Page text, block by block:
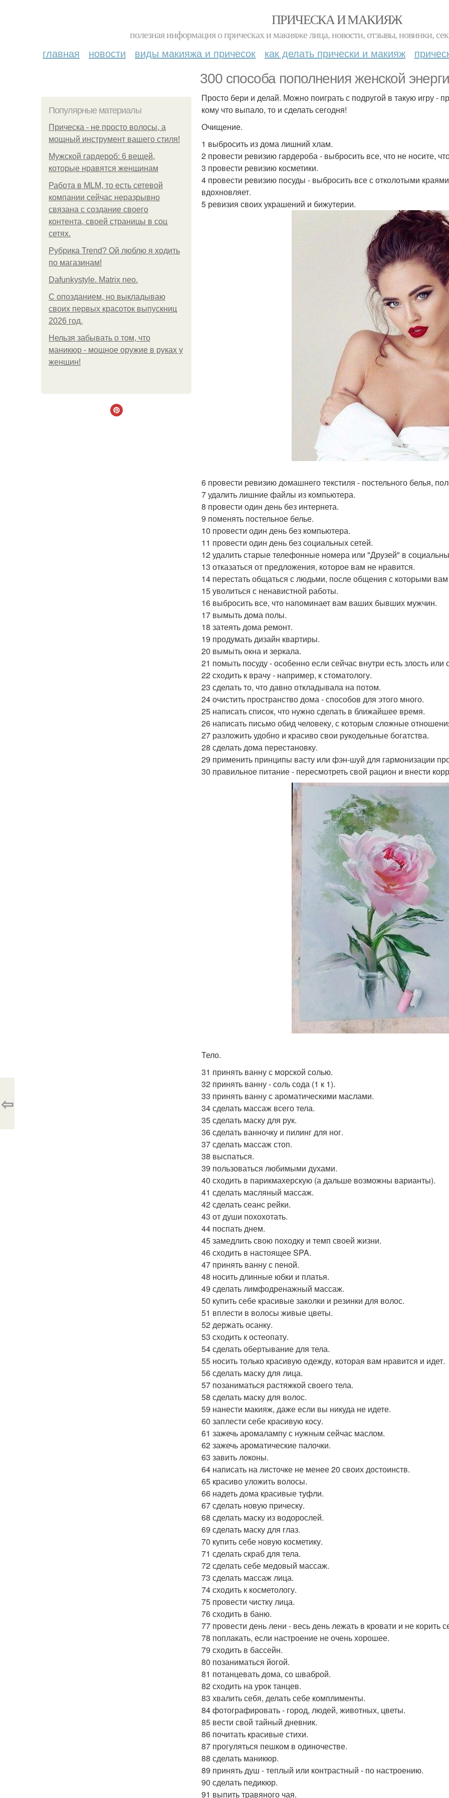
ПРИЧЕСКА И МАКИЯЖ
полезная информация о прическах и макияже лица, новости, отзывы, новинки,
главная новости виды макияжа и причесок как делать прически и макияж
300 способа пополнения женской
Популярные материалы
Прическа - не просто волосы, а
мощный инструмент вашего стиля!
Мужской гардероб: 6 вещей,
которые нравятся женщинам
Работа в MLM, то есть сетевой
компании сейчас неразрывно
связана с создание своего
контента, своей страницы в соц
сетях.
Рубрика Trend? Ой люблю я ходить
по магазинам!
Dafunkystyle. Matrix neo.
С опозданием, но выкладываю
своих первых красоток выпускниц
2026 год.
Нельзя забывать о том, что
маникюр - мощное оружие в руках у
женщин!
Просто бери и делай. Можно поиграть с подругой в такую игру -
кому что выпало, то и сделать сегодня!
Очищение.
1 выбросить из дома лишний хлам.
2 провести ревизию гардероба - выбросить все, что не носите,
3 провести ревизию косметики.
4 провести ревизию посуды - выбросить все с отколотыми
вдохновляет.
5 ревизия своих украшений и бижутерии.
6 провести ревизию домашнего текстиля - постельного белья,
7 удалить лишние файлы из компьютера.
8 провести один день без интернета.
9 поменять постельное белье.
10 провести один день без компьютера.
11 провести один день без социальных сетей.
12 удалить старые телефонные номера или "Друзей" в
13 отказаться от предложения, которое вам не нравится.
14 перестать общаться с людьми, после общения с которыми
15 уволиться с ненавистной работы.
16 выбросить все, что напоминает вам ваших бывших мужчин.
17 вымыть дома полы.
18 затеять дома ремонт.
19 продумать дизайн квартиры.
20 вымыть окна и зеркала.
21 помыть посуду - особенно если сейчас внутри есть злость или
22 сходить к врачу - например, к стоматологу.
23 сделать то, что давно откладывала на потом.
24 очистить пространство дома - способов для этого много.
25 написать список, что нужно сделать в ближайшее время.
26 написать письмо обид человеку, с которым сложные
27 разложить удобно и красиво свои рукодельные богатства.
28 сделать дома перестановку.
29 применить принципы васту или фэн-шуй для гармонизации
30 правильное питание - пересмотреть свой рацион и внести
Тело.
31 принять ванну с морской солью.
32 принять ванну - соль сода (1 к 1).
33 принять ванну с ароматическими маслами.
34 сделать массаж всего тела.
35 сделать маску для рук.
36 сделать ванночку и пилинг для ног.
37 сделать массаж стоп.
38 выспаться.
39 пользоваться любимыми духами.
40 сходить в парикмахерскую (а дальше возможны варианты).
41 сделать масляный массаж.
42 сделать сеанс рейки.
43 от души похохотать.
44 поспать днем.
45 замедлить свою походку и темп своей жизни.
46 сходить в настоящее SPA.
47 принять ванну с пеной.
48 носить длинные юбки и платья.
49 сделать лимфодренажный массаж.
50 купить себе красивые заколки и резинки для волос.
51 вплести в волосы живые цветы.
52 держать осанку.
53 сходить к остеопату.
54 сделать обертывание для тела.
55 носить только красивую одежду, которая вам нравится и идет.
56 сделать маску для лица.
57 позаниматься растяжкой своего тела.
58 сделать маску для волос.
59 нанести макияж, даже если вы никуда не идете.
60 заплести себе красивую косу.
61 зажечь аромалампу с нужным сейчас маслом.
62 зажечь ароматические палочки.
63 завить локоны.
64 написать на листочке не менее 20 своих достоинств.
65 красиво уложить волосы.
66 надеть дома красивые туфли.
67 сделать новую прическу.
68 сделать маску из водорослей.
69 сделать маску для глаз.
70 купить себе новую косметику.
71 сделать скраб для тела.
72 сделать себе медовый массаж.
73 сделать массаж лица.
74 сходить к косметологу.
75 провести чистку лица.
76 сходить в баню.
77 провести день лени - весь день лежать в кровати и не корить
78 поплакать, если настроение не очень хорошее.
79 сходить в бассейн.
80 позаниматься йогой.
81 потанцевать дома, со шваброй.
82 сходить на урок танцев.
83 хвалить себя, делать себе комплименты.
84 фотографировать - город, людей, животных, цветы.
85 вести свой тайный дневник.
86 почитать красивые стихи.
87 прогуляться пешком в одиночестве.
88 сделать маникюр.
89 принять душ - теплый или контрастный - по настроению.
90 сделать педикюр.
91 выпить травяного чая.
⇦